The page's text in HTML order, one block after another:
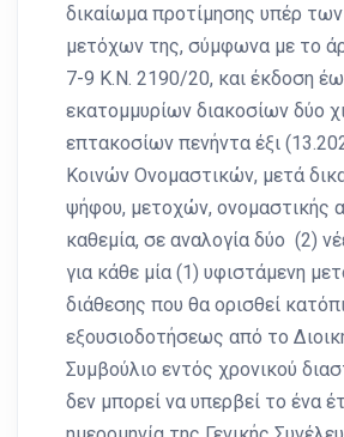
δικαίωμα προτίμησης υπέρ
μετόχων της, σύμφωνα με το
7-9 Κ.Ν. 2190/20, και έκδοση
εκατομμυρίων διακοσίων δύο
επτακοσίων πενήντα έξι
Κοινών Ονομαστικών, μετά
ψήφου, μετοχών, ονομαστικής
καθεμία, σε αναλογία δύο (2)
για κάθε μία (1) υφιστάμενη
διάθεσης που θα ορισθεί
εξουσιοδοτήσεως από το
Συμβούλιο εντός χρονικού
δεν μπορεί να υπερβεί το ένα